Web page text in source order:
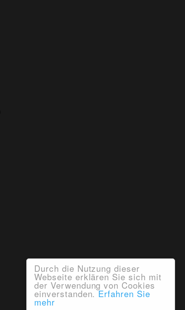
Durch die Nutzung dieser
Webseite erklären Sie sich mit
der Verwendung von Cookies
einverstanden.Erfahren Sie
mehr